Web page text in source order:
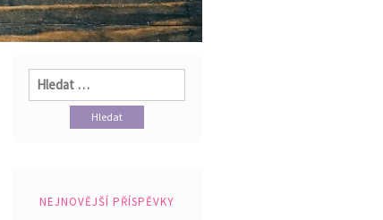
Vyhledávání
NEJNOVĚJŠÍ PŘÍSPĚVKY